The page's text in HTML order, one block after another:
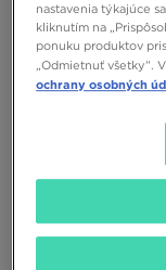
Tréning
Aké
Ako sa
Mapa
Kategórie
nastavenia týkajúce
kliknutím na
ponuku produktov
„Odmietnuť všetky”.
ochrany osobných